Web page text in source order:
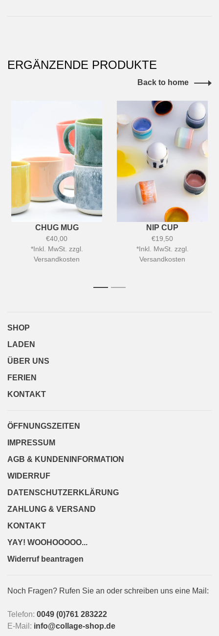
ERGÄNZENDE PRODUKTE
Back to home
CHUG MUG
€40,00
*Inkl. MwSt. zzgl.
Versandkosten
NIP CUP
€19,50
*Inkl. MwSt. zzgl.
Versandkosten
1 2
SHOP
LADEN
ÜBER UNS
FERIEN
KONTAKT
ÖFFNUNGSZEITEN
IMPRESSUM
AGB & KUNDENINFORMATION
WIDERRUF
DATENSCHUTZERKLÄRUNG
ZAHLUNG & VERSAND
KONTAKT
YAY! WOOHOOOOO...
Widerruf beantragen
Noch Fragen? Rufen Sie an oder schreiben uns eine Mail:
Telefon: 0049 (0)761 283222
E-Mail: info@collage-shop.de